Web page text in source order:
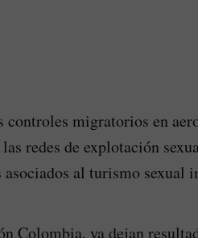
migratorios en
redes de explotación
al turismo sexual
Colombia, ya dejan